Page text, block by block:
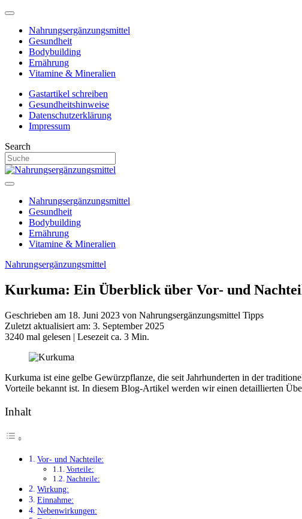
Nahrungsergänzungsmittel
Gesundheit
Bodybuilding
Ernährung
Vitamine & Mineralien
Gastartikel schreiben
Gesundheitshinweise
Datenschutzerklärung
Impressum
Search
Nahrungsergänzungsmittel
Gesundheit
Bodybuilding
Ernährung
Vitamine & Mineralien
Nahrungsergänzungsmittel
Kurkuma: Ein Überblick über Vor- und
Geschrieben am 18. Juni 2023 von Nahrungsergänzungsmittel Tipps
Zuletzt aktualisiert am: 3. September 2025
3240 mal gelesen | Lesezeit ca. 3 Min.
Kurkuma ist eine gelbe Gewürzpflanze, die seit Jahrhunderten in der
Vorteile bekannt ist. In diesem Blog-Artikel werden wir einen detaillierten
Inhalt
Vor- und Nachteile:
Vorteile:
Nachteile:
Wirkung:
Einnahme:
Nebenwirkungen: